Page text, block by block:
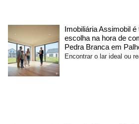
Imobiliária Assimobil
escolha na hora de
Pedra Branca em
Encontrar o lar ideal ou